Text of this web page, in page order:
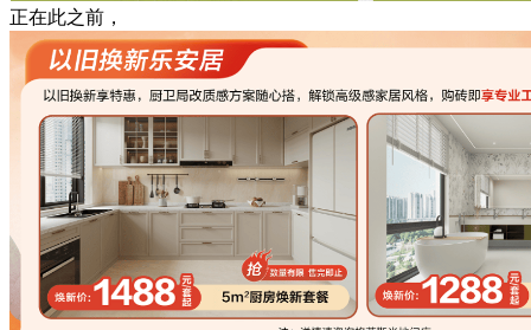
正在此之前，